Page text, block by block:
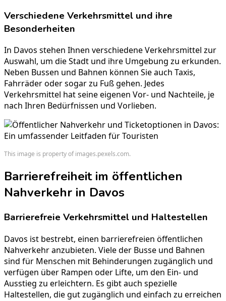
Verschiedene Verkehrsmittel und ihre
Besonderheiten
In Davos stehen Ihnen verschiedene Verkehrsmittel zur
Auswahl, um die Stadt und ihre Umgebung zu erkunden.
Neben Bussen und Bahnen können Sie auch Taxis,
Fahrräder oder sogar zu Fuß gehen. Jedes
Verkehrsmittel hat seine eigenen Vor- und Nachteile, je
nach Ihren Bedürfnissen und Vorlieben.
This image is property of images.pexels.com.
Barrierefreiheit im öffentlichen
Nahverkehr in Davos
Barrierefreie Verkehrsmittel und Haltestellen
Davos ist bestrebt, einen barrierefreien öffentlichen
Nahverkehranzubieten. Viele der Busse und Bahnen
sind für Menschen mit Behinderungen zugänglich und
verfügen über Rampen oder Lifte, um den Ein- und
Ausstieg zu erleichtern. Es gibt auch spezielle
Haltestellen, die gut zugänglich und einfach zu erreichen